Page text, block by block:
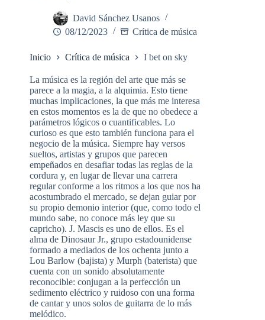
David Sánchez Usanos
08/12/2023
Crítica de música
Inicio Crítica de música I bet on sky
La música es la región del arte que más se
parece a la magia, a la alquimia. Esto tiene
muchas implicaciones, la que más me interesa
en estos momentos es la de que no obedece a
parámetros lógicos o cuantificables. Lo
curioso es que esto también funciona para el
negocio de la música. Siempre hay versos
sueltos, artistas y grupos que parecen
empeñados en desafiar todas las reglas de la
cordura y, en lugar de llevar una carrera
regular conforme a los ritmos a los que nos ha
acostumbrado el mercado, se dejan guiar por
su propio demonio interior (que, como todo el
mundo sabe, no conoce más ley que su
capricho). J. Mascis es uno de ellos. Es el
alma de Dinosaur Jr., grupo estadounidense
formado a mediados de los ochenta junto a
Lou Barlow (bajista) y Murph (baterista) que
cuenta con un sonido absolutamente
reconocible: conjugan a la perfección un
sedimento eléctrico y ruidoso con una forma
de cantar y unos solos de guitarra de lo más
melódico.